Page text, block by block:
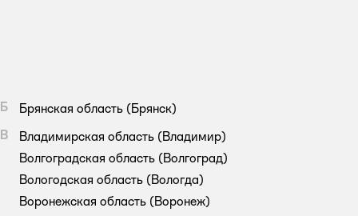
Б Брянская область (Брянск)
В
Владимирская область (Владимир)
Волгоградская область (Волгоград)
Вологодская область (Вологда)
Воронежская область (Воронеж)